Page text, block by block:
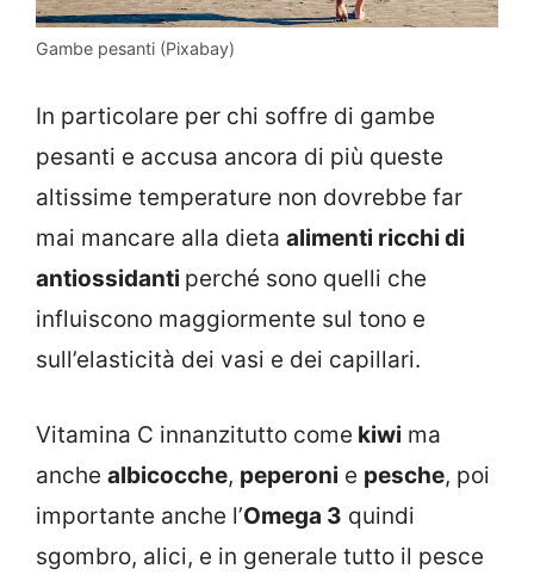
Gambe pesanti (Pixabay)
In particolare per chi soffre di gambe
pesanti e accusa ancora di più queste
altissime temperature non dovrebbe far
mai mancare alla dieta alimenti ricchi di
antiossidanti perché sono quelli che
influiscono maggiormente sul tono e
sull’elasticità dei vasi e dei capillari.
Vitamina C innanzitutto come kiwi ma
anche albicocche, peperoni e pesche, poi
importante anche l’Omega 3 quindi
sgombro, alici, e in generale tutto il pesce